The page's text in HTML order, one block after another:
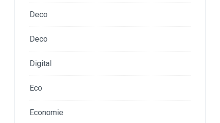
Deco
Deco
Digital
Eco
Economie